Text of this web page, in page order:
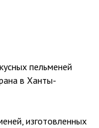
пельменей
в Ханты-
изготовленных